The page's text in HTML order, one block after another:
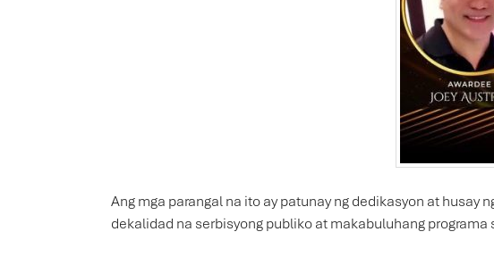
Ang mga parangal na ito ay patunay ng dedikasyon at husay
dekalidad na serbisyong publiko at makabuluhang